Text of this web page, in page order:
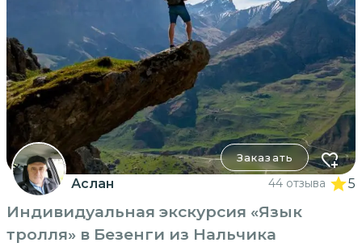
Заказать
Аслан 44 отзыва 5
Индивидуальная экскурсия «Язык
тролля» в Безенги из Нальчика